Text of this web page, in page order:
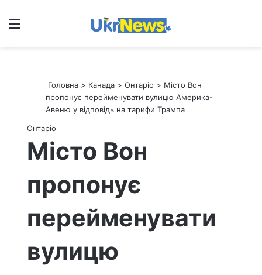
Меню
Головна > Канада > Онтаріо > Місто Вон
пропонує перейменувати вулицю Америка-
Авеню у відповідь на тарифи Трампа
Онтаріо
Місто Вон
пропонує
перейменувати
вулицю